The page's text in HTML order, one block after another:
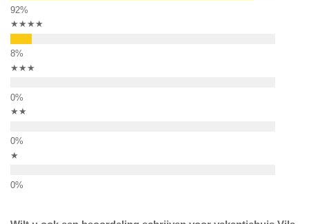
★★★★
★★★
★★
★